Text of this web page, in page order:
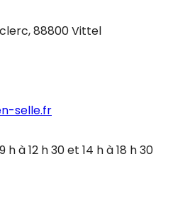
88800 Vittel
selle.fr
h à 12 h 30 et 14 h à 18 h 30